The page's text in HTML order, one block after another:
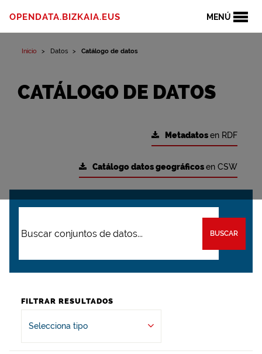
MENÚ
OPENDATA.BIZKAIA.EUS
Inicio Datos Catálogo de datos
CATÁLOGO DE DATOS
Metadatosen RDF
Catálogo datos geográficosen CSW
BUSCAR
FILTRAR RESULTADOS
Selecciona tipo